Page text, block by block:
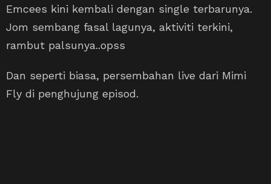
Emcees kini kembali dengan single terbarunya.
Jom sembang fasal lagunya, aktiviti terkini,
rambut palsunya..opss
Dan seperti biasa, persembahan live dari Mimi
Fly di penghujung episod.